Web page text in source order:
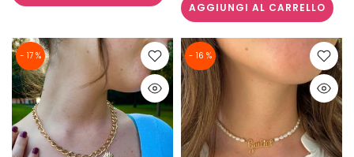
AGGIUNGI AL CARRELLO
- 17 % - 16 %